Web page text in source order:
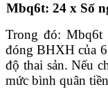
Mbq6t: 24 x Số
Trong đó: Mbq6t
đóng BHXH của
độ thai sản. Nếu
mức bình quân